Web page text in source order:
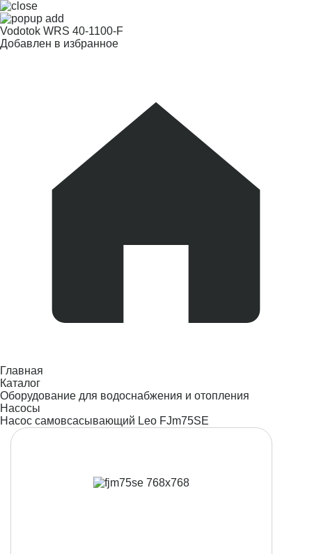
Vodotok WRS 40-1100-F
Добавлен в избранное
Главная
Каталог
Оборудование для водоснабжения и отопления
Насосы
Насос самовсасывающий Leo FJm75SE